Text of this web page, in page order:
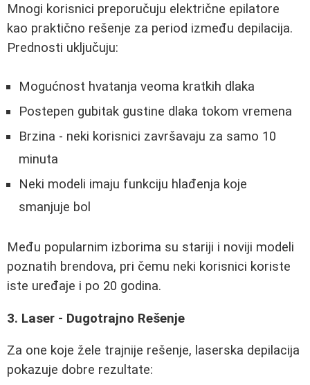
Mnogi korisnici preporučuju električne epilatore
kao praktično rešenje za period između depilacija.
Prednosti uključuju:
Mogućnost hvatanja veoma kratkih dlaka
Postepen gubitak gustine dlaka tokom vremena
Brzina - neki korisnici završavaju za samo 10
minuta
Neki modeli imaju funkciju hlađenja koje
smanjuje bol
Među popularnim izborima su stariji i noviji modeli
poznatih brendova, pri čemu neki korisnici koriste
iste uređaje i po 20 godina.
3. Laser - Dugotrajno Rešenje
Za one koje žele trajnije rešenje, laserska depilacija
pokazuje dobre rezultate: